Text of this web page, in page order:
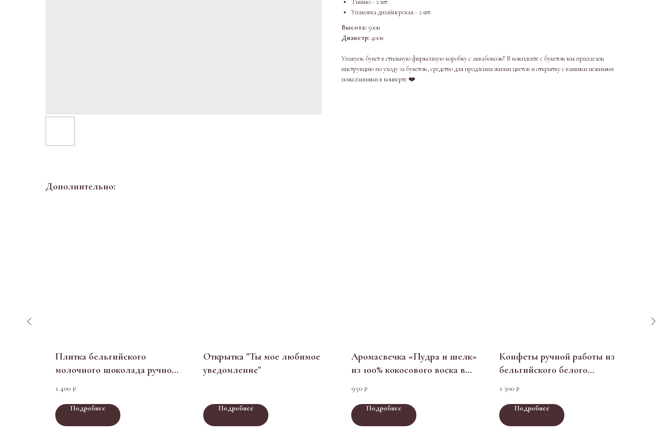
Тишью - 2 шт.
Упаковка дизайнерская - 2 шт.
Высота: 50см
Диаметр:40см
Упакуем букет в стильную фирменную коробку с аквабоксом! В комплекте с букетом мы прилагаем
инструкцию по уходу за букетом, средство для продления жизни цветов и открытку с вашими нежными
пожеланиями в конверте ❤️
Дополнительно:
Плитка бельгийского
молочного шоколада ручной
1 400 ₽
Подробнее
Открытка "Ты мое любимое
уведомление"
Подробнее
Аромасвечка «Пудра и шелк»
из 100% кокосового воска в
950 ₽
Подробнее
Конфеты ручной работы из
бельгийского белого
1 300 ₽
Подробнее